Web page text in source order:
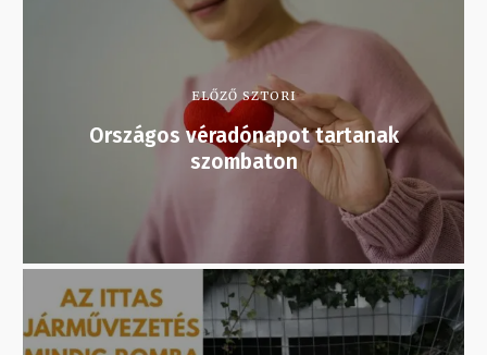
ELŐZŐ SZTORI
Országos véradónapot tartanak
szombaton